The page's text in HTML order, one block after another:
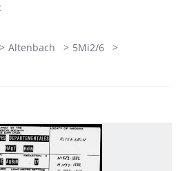
Altenbach
5Mi2/6